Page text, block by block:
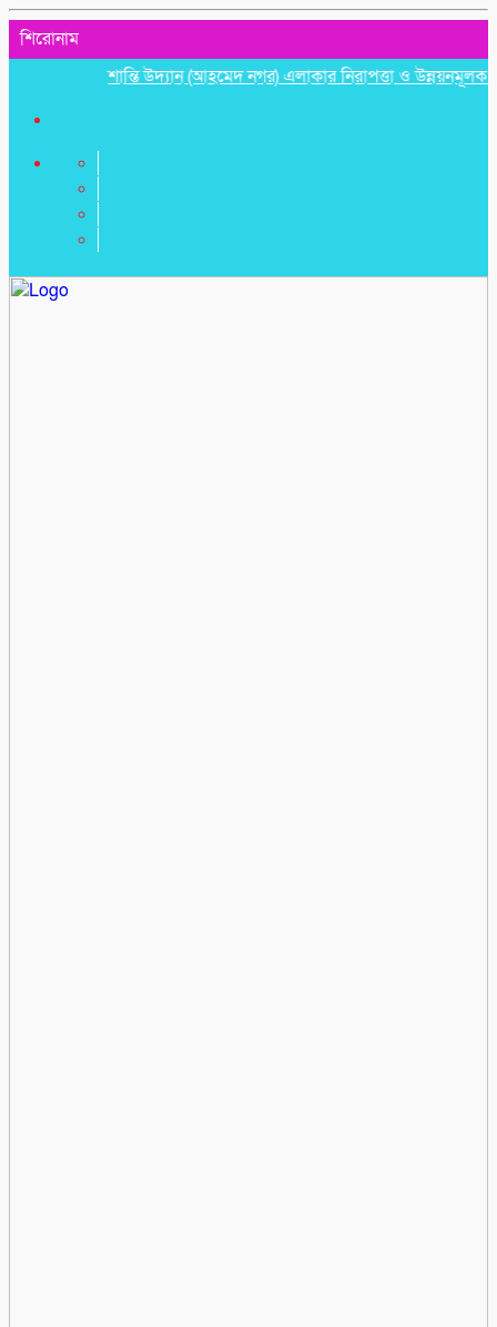
শিরোনাম
শান্তি উদ্যান (আহমেদ নগর) এলাকার নিরাপত্তা ও উন্নয়নমূলক জরুরি